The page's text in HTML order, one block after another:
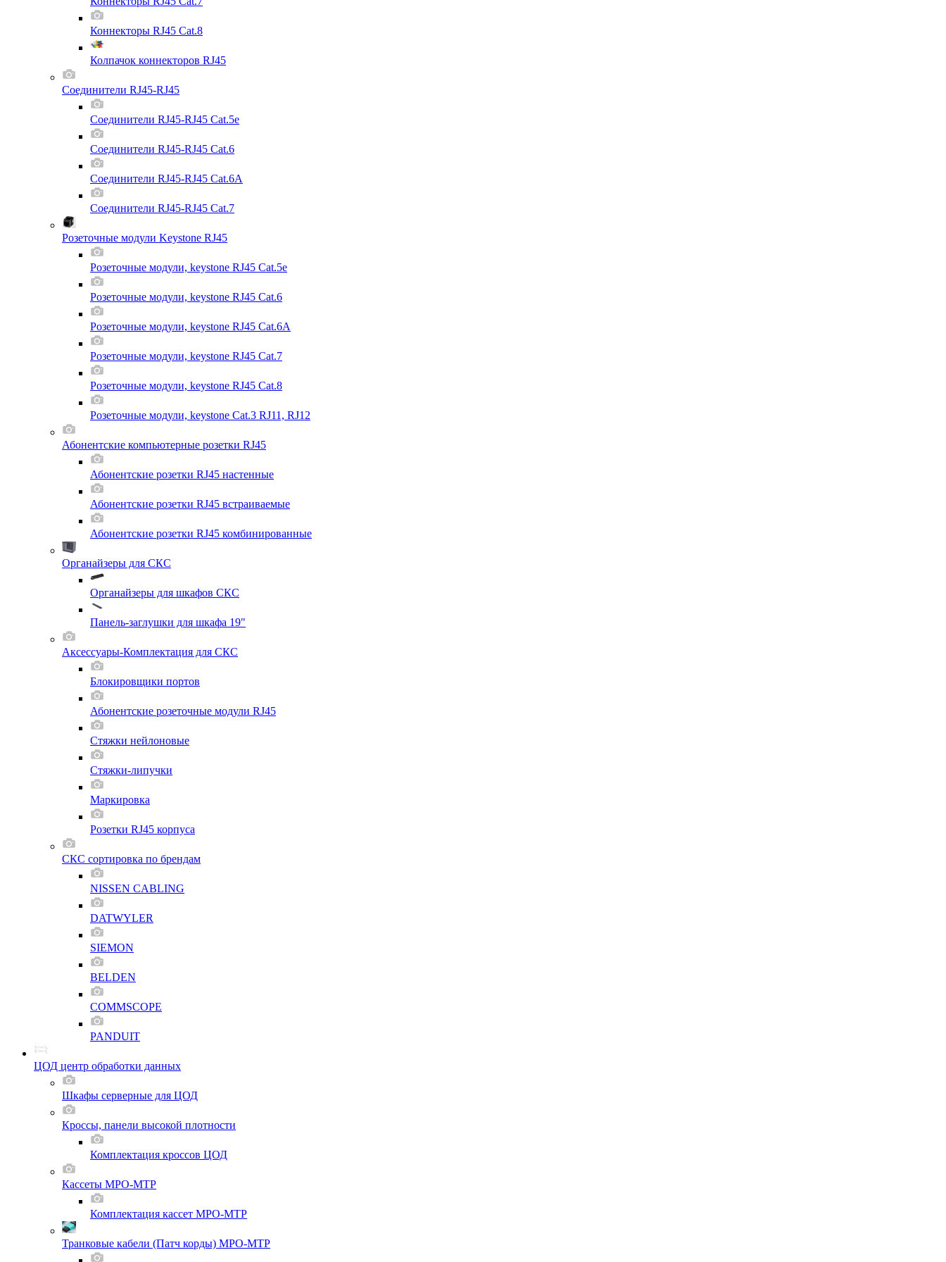
Коннекторы RJ45 Cat.8
Колпачок коннекторов RJ45
Соединители RJ45-RJ45
Соединители RJ45-RJ45 Cat.5e
Соединители RJ45-RJ45 Cat.6
Соединители RJ45-RJ45 Cat.6A
Соединители RJ45-RJ45 Cat.7
Розеточные модули Keystone RJ45
Розеточные модули, keystone RJ45 Cat.5e
Розеточные модули, keystone RJ45 Cat.6
Розеточные модули, keystone RJ45 Cat.6A
Розеточные модули, keystone RJ45 Cat.7
Розеточные модули, keystone RJ45 Cat.8
Розеточные модули, keystone Cat.3 RJ11, RJ12
Абонентские компьютерные розетки RJ45
Абонентские розетки RJ45 настенные
Абонентские розетки RJ45 встраиваемые
Абонентские розетки RJ45 комбинированные
Органайзеры для СКС
Органайзеры для шкафов СКС
Панель-заглушки для шкафа 19"
Аксессуары-Комплектация для СКС
Блокировщики портов
Абонентские розеточные модули RJ45
Стяжки нейлоновые
Стяжки-липучки
Маркировка
Розетки RJ45 корпуса
СКС сортировка по брендам
NISSEN CABLING
DATWYLER
SIEMON
BELDEN
COMMSCOPE
PANDUIT
ЦОД центр обработки данных
Шкафы серверные для ЦОД
Кроссы, панели высокой плотности
Комплектация кроссов ЦОД
Кассеты MPO-MTP
Комплектация кассет MPO-MTP
Транковые кабели (Патч корды) MPO-MTP